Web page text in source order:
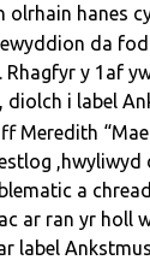
olrhain hanes
da
Rhagfyr y 1af
diolch i label
Meredith
a
ar ran yr holl
label